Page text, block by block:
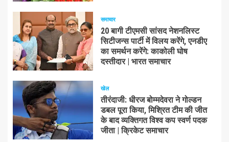
समाचार
20 बागी टीएमसी सांसद नेशनलिस्ट
सिटीजन्स पार्टी में विलय करेंगे, एनडीए
का समर्थन करेंगे: काकोली घोष
दस्तीदार | भारत समाचार
खेल
तीरंदाजी: धीरज बोम्मदेवरा ने गोल्डन
डबल पूरा किया, मिश्रित टीम की जीत
के बाद व्यक्तिगत विश्व कप स्वर्ण पदक
जीता | क्रिकेट समाचार